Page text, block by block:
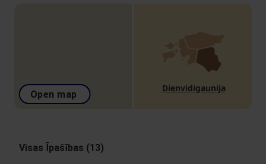
Open map
Dienvidigaunija
Visas Īpašības (13)